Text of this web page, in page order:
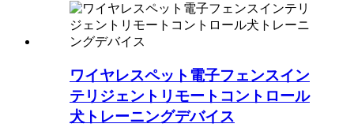
ワイヤレスペット電子フェンスイン
テリジェントリモートコントロール
犬トレーニングデバイス